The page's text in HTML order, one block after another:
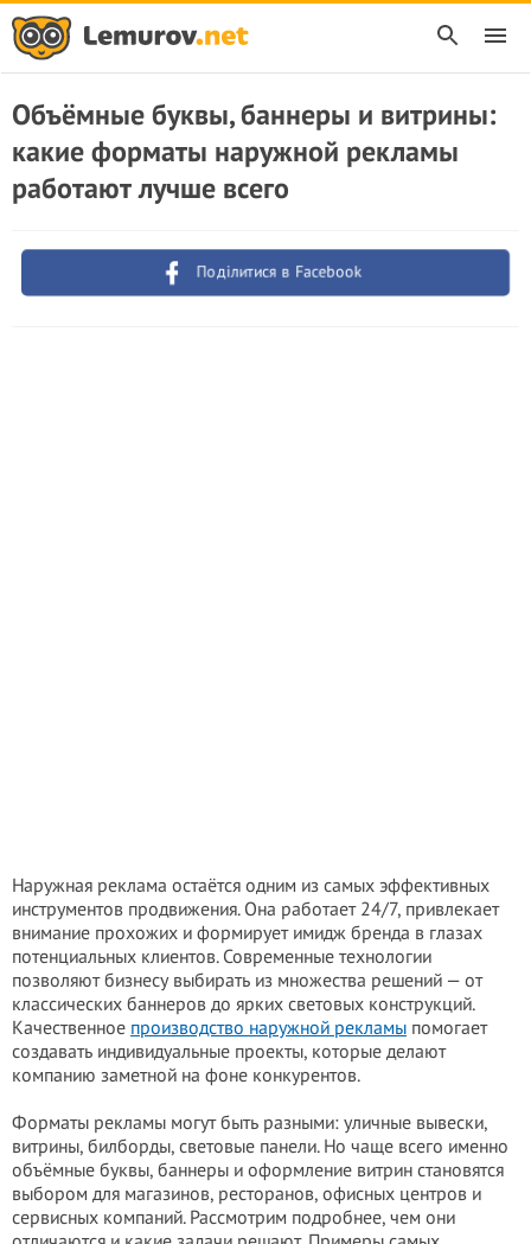
Объёмные буквы, баннеры и витрины:
какие форматы наружной рекламы
работают лучше всего
Поділитися в Facebook
Наружная реклама остаётся одним из самых эффективных
инструментов продвижения. Она работает 24/7, привлекает
внимание прохожих и формирует имидж бренда в глазах
потенциальных клиентов. Современные технологии
позволяют бизнесу выбирать из множества решений — от
классических баннеров до ярких световых конструкций.
Качественное производство наружной рекламы помогает
создавать индивидуальные проекты, которые делают
компанию заметной на фоне конкурентов.
Форматы рекламы могут быть разными: уличные вывески,
витрины, билборды, световые панели. Но чаще всего именно
объёмные буквы, баннеры и оформление витрин становятся
выбором для магазинов, ресторанов, офисных центров и
сервисных компаний. Рассмотрим подробнее, чем они